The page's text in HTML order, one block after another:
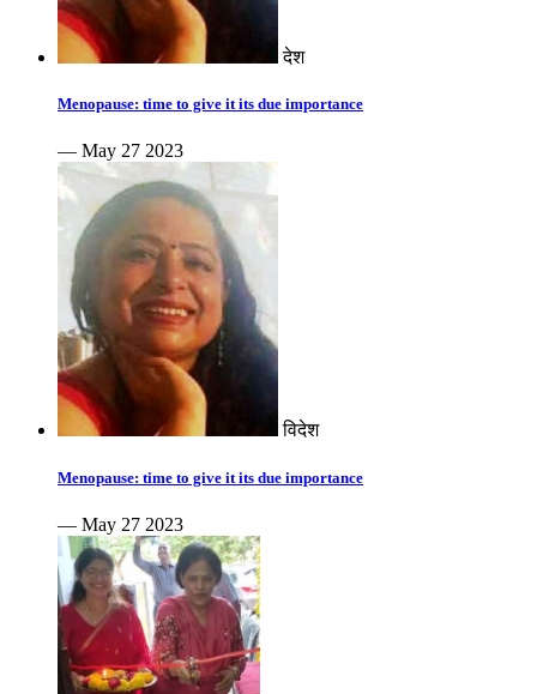
देश
Menopause: time to give it its due importance
— May 27 2023
विदेश
Menopause: time to give it its due importance
— May 27 2023